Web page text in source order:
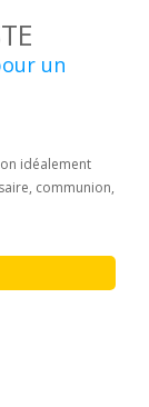
un
idéalement
communion,